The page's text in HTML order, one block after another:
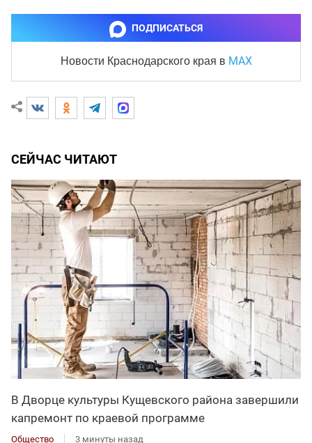
ПОДПИСАТЬСЯ
Новости Краснодарского края в MAX
СЕЙЧАС ЧИТАЮТ
В Дворце культуры Кущевского района завершили
капремонт по краевой программе
Общество 3 минуты назад